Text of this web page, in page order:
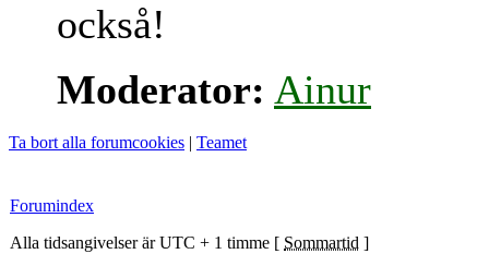
också!
Moderator: Ainur
Ta bort alla forumcookies | Teamet
Forumindex
Alla tidsangivelser är UTC + 1 timme [ Sommartid ]